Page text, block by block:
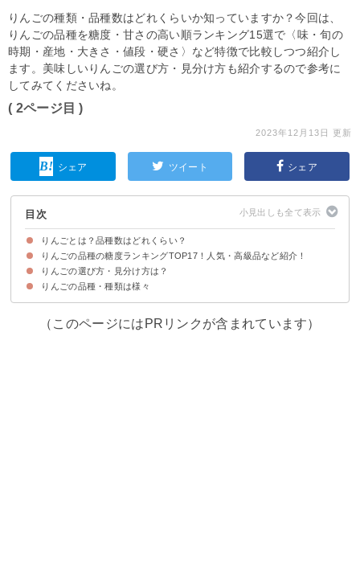
りんごの種類・品種数はどれくらいか知っていますか？今回は、
りんごの品種を糖度・甘さの高い順ランキング15選で〈味・旬の
時期・産地・大きさ・値段・硬さ〉など特徴で比較しつつ紹介し
ます。美味しいりんごの選び方・見分け方も紹介するので参考に
してみてくださいね。
( 2ページ目 )
2023年12月13日 更新
シェア ツイート シェア
目次
りんごとは？品種数はどれくらい？
りんごは日本で2000種ほどある
りんごの平均糖度
りんごの品種の糖度ランキングTOP17！人気・高級品など紹介！
第17位：あかね（12度）
第16位：シナノレッド（13度）
第15位：つがる（13度）
第14位：紅ロマン（13度）
第13位：秋映（14度）
第12位：シナノゴールド（14度）
第11位：高徳（14度）
第10位：はつ恋ぐりん（14度）
第9位：さいか（14度）
第8位：シナノスイート（14度）
第7位：王林（14度）
第6位：ぐんま名月（15度）
第5位：世界一（15度）
第4位：ジョナゴールド（15度）
第3位：トキ（15度）
第2位：サンふじ（15度）
第1位：はるか（17度）
りんごの選び方・見分け方は？
りんごの品種・種類は様々
（このページにはPRリンクが含まれています）